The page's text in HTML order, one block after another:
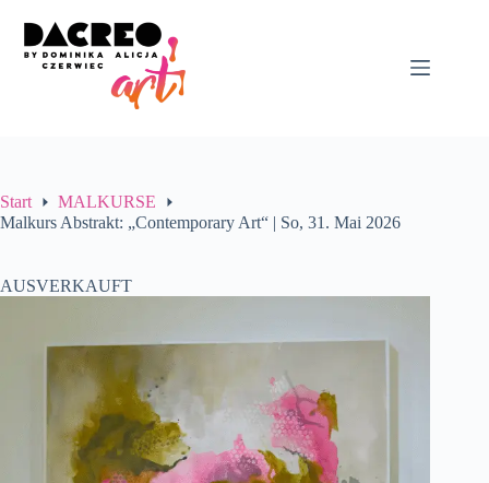
Start
MALKURSE
Malkurs Abstrakt: „Contemporary Art“ | So, 31. Mai 2026
AUSVERKAUFT